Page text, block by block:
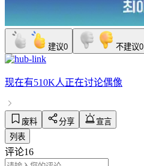
建议0 不建议0
现在有510K人正在讨论偶像
废料 分享
宣言
列表
评论16